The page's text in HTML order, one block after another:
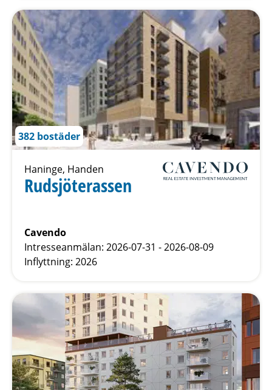
382 bostäder
Haninge, Handen
Rudsjöterassen
Cavendo
Intresseanmälan: 2026-07-31 - 2026-08-09
Inflyttning: 2026